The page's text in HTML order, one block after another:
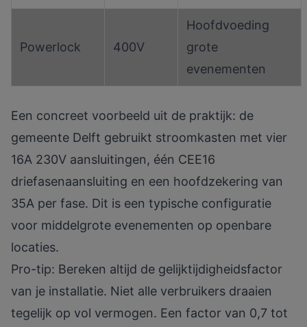
Powerlock 400V
Hoofdvoeding
grote
evenementen
Een concreet voorbeeld uit de praktijk: de
gemeente Delft gebruikt stroomkasten met vier
16A 230V aansluitingen, één CEE16
driefasenaansluiting en een hoofdzekering van
35A per fase. Dit is een typische configuratie
voor middelgrote evenementen op openbare
locaties.
Pro-tip: Bereken altijd de gelijktijdigheidsfactor
van je installatie. Niet alle verbruikers draaien
tegelijk op vol vermogen. Een factor van 0,7 tot